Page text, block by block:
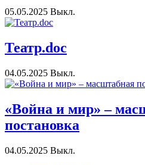
05.05.2025 Выкл.
Театр.doc
04.05.2025 Выкл.
«Война и мир» –
постановка
04.05.2025 Выкл.